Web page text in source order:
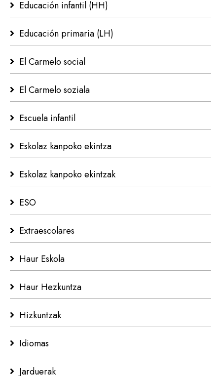
Educación infantil (HH)
Educación primaria (LH)
El Carmelo social
El Carmelo soziala
Escuela infantil
Eskolaz kanpoko ekintza
Eskolaz kanpoko ekintzak
ESO
Extraescolares
Haur Eskola
Haur Hezkuntza
Hizkuntzak
Idiomas
Jarduerak